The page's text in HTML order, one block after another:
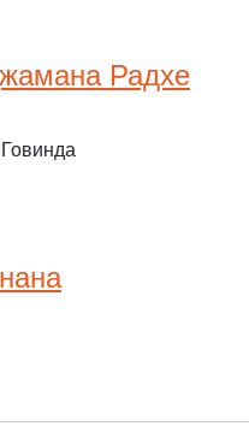
Радхе